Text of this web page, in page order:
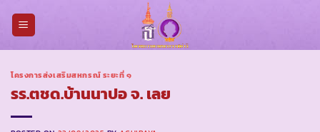
โครงการส่งเสริมสหกรณ์ ระยะที่ ๑
รร.ตชด.บ้านนาปอ จ. เลย